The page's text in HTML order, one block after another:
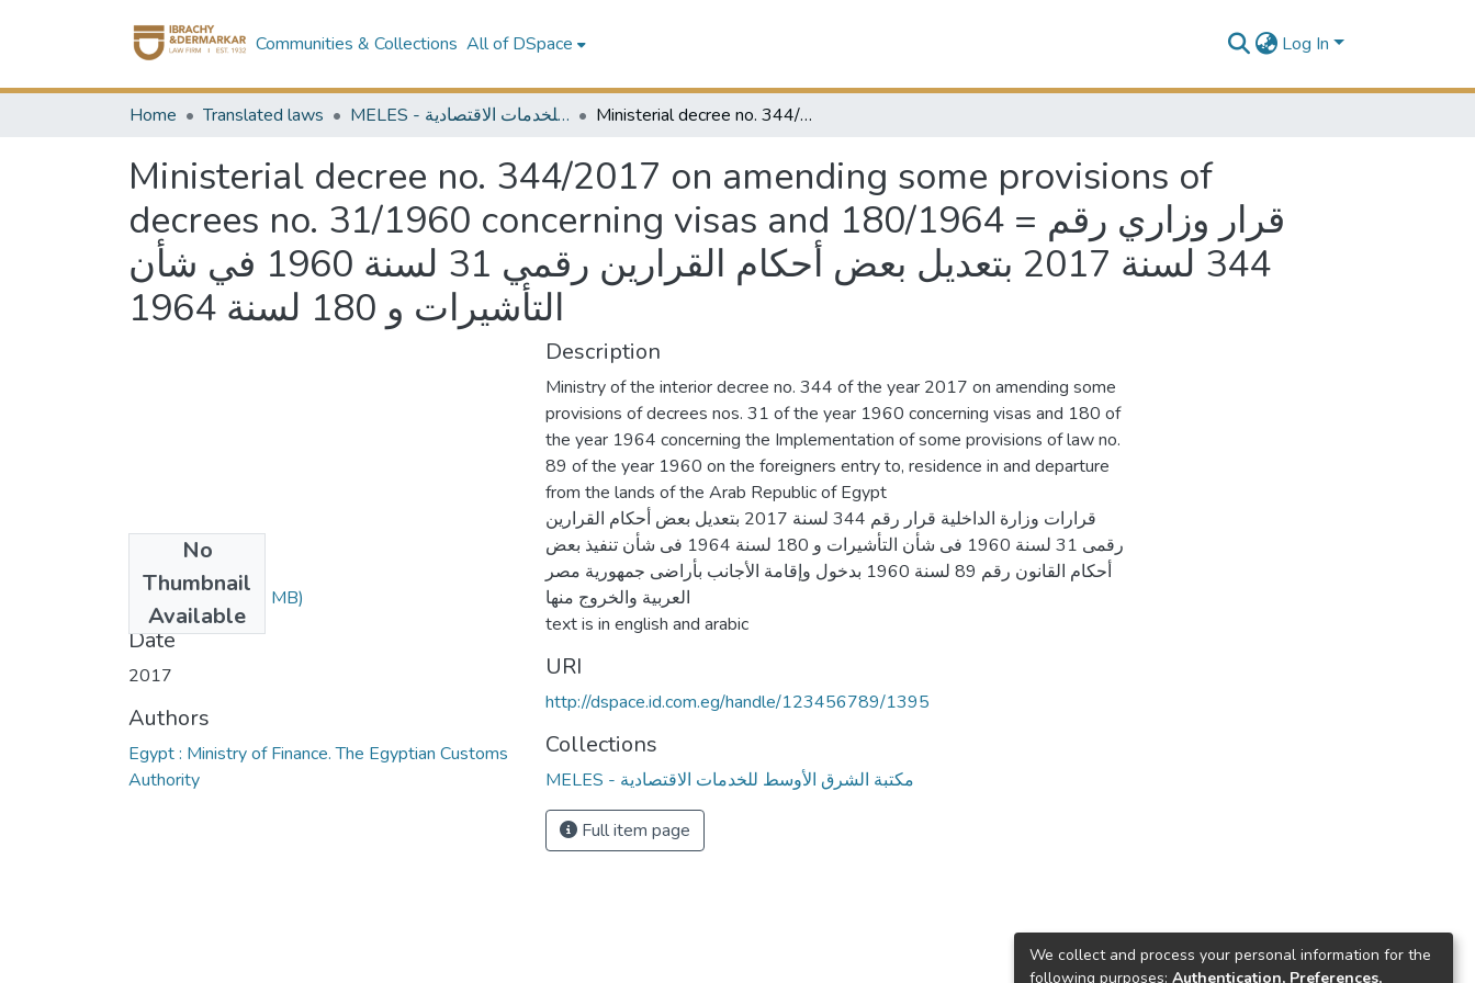
Communities & Collections All of DSpace Log In
Home Translated laws MELES - مكتبة الشرق الأوسط للخدمات الاقتصادية Ministerial decree no. 344/2017 on amending some provisions of decrees no. 31/1960 concerning visas and 180/1964 = قرار وزاري رقم 344 لسنة 2017 بتعديل بعض أحكام القرارين رقمي 31 لسنة 1960 في شأن التأشيرات و 180 لسنة 1964
Ministerial decree no. 344/2017 on amending some provisions of
decrees no. 31/1960 concerning visas and 180/1964 = قرار وزاري رقم
344 لسنة 2017 بتعديل بعض أحكام القرارين رقمي 31 لسنة 1960 في شأن
التأشيرات و 180 لسنة 1964
No
Thumbnail
Available
3187.pdf(3.32 MB)
Date
2017
Authors
Egypt : Ministry of Finance. The Egyptian Customs
Authority
Description
Ministry of the interior decree no. 344 of the year 2017 on amending some
provisions of decrees nos. 31 of the year 1960 concerning visas and 180 of
the year 1964 concerning the Implementation of some provisions of law no.
89 of the year 1960 on the foreigners entry to, residence in and departure
from the lands of the Arab Republic of Egypt
قرارات وزارة الداخلية قرار رقم 344 لسنة 2017 بتعديل بعض أحكام القرارين
رقمى 31 لسنة 1960 فى شأن التأشيرات و 180 لسنة 1964 فى شأن تنفيذ بعض
أحكام القانون رقم 89 لسنة 1960 بدخول وإقامة الأجانب بأراضى جمهورية مصر
العربية والخروج منها
text is in english and arabic
URI
http://dspace.id.com.eg/handle/123456789/1395
Collections
MELES - مكتبة الشرق الأوسط للخدمات الاقتصادية
Full item page
We collect and process your personal information for the
following purposes: Authentication, Preferences,